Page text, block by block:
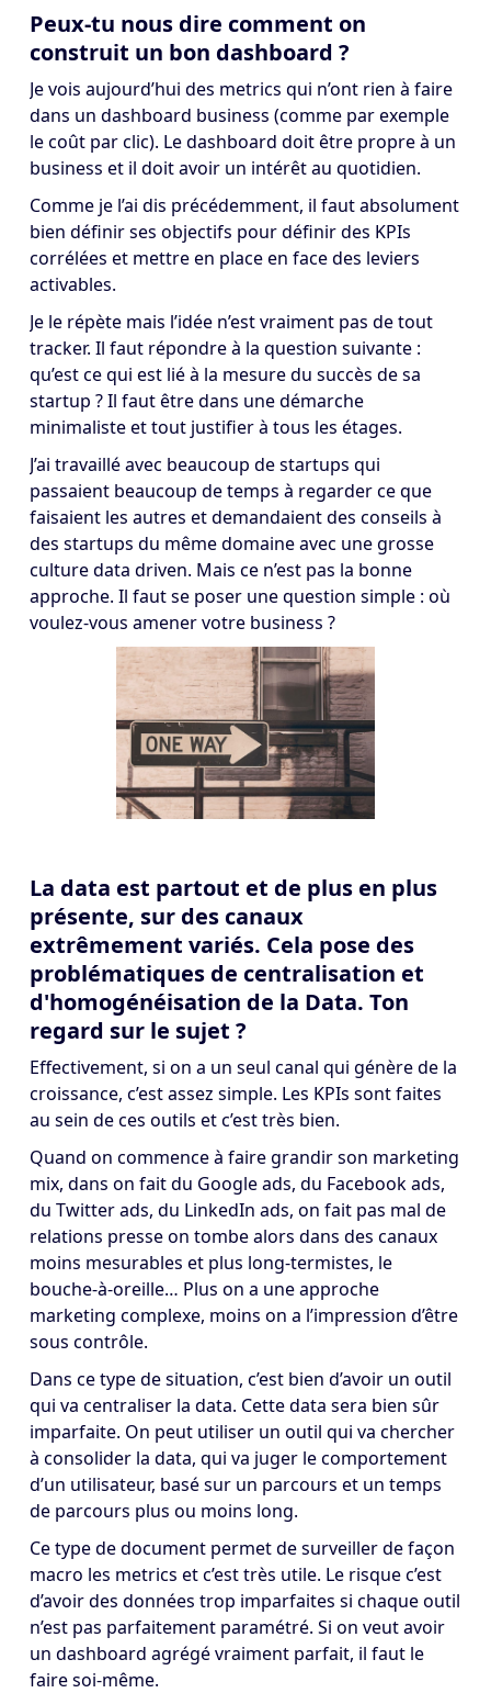
Peux-tu nous dire comment on
construit un bon dashboard ?
Je vois aujourd’hui des metrics qui n’ont rien à faire
dans un dashboard business (comme par exemple
le coût par clic). Le dashboard doit être propre à un
business et il doit avoir un intérêt au quotidien.
Comme je l’ai dis précédemment, il faut absolument
bien définir ses objectifs pour définir des KPIs
corrélées et mettre en place en face des leviers
activables.
Je le répète mais l’idée n’est vraiment pas de tout
tracker. Il faut répondre à la question suivante :
qu’est ce qui est lié à la mesure du succès de sa
startup ? Il faut être dans une démarche
minimaliste et tout justifier à tous les étages.
J’ai travaillé avec beaucoup de startups qui
passaient beaucoup de temps à regarder ce que
faisaient les autres et demandaient des conseils à
des startups du même domaine avec une grosse
culture data driven. Mais ce n’est pas la bonne
approche. Il faut se poser une question simple : où
voulez-vous amener votre business ?
La data est partout et de plus en plus
présente, sur des canaux
extrêmement variés. Cela pose des
problématiques de centralisation et
d'homogénéisation de la Data. Ton
regard sur le sujet ?
Effectivement, si on a un seul canal qui génère de la
croissance, c’est assez simple. Les KPIs sont faites
au sein de ces outils et c’est très bien.
Quand on commence à faire grandir son marketing
mix, dans on fait du Google ads, du Facebook ads,
du Twitter ads, du LinkedIn ads, on fait pas mal de
relations presse on tombe alors dans des canaux
moins mesurables et plus long-termistes, le
bouche-à-oreille… Plus on a une approche
marketing complexe, moins on a l’impression d’être
sous contrôle.
Dans ce type de situation, c’est bien d’avoir un outil
qui va centraliser la data. Cette data sera bien sûr
imparfaite. On peut utiliser un outil qui va chercher
à consolider la data, qui va juger le comportement
d’un utilisateur, basé sur un parcours et un temps
de parcours plus ou moins long.
Ce type de document permet de surveiller de façon
macro les metrics et c’est très utile. Le risque c’est
d’avoir des données trop imparfaites si chaque outil
n’est pas parfaitement paramétré. Si on veut avoir
un dashboard agrégé vraiment parfait, il faut le
faire soi-même.